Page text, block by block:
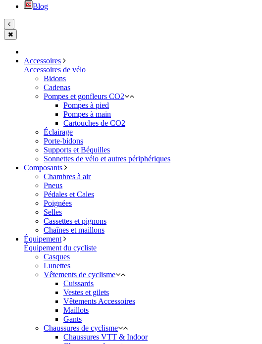
Blog
Accessoires
Accessoires de vélo
Bidons
Cadenas
Pompes et gonfleurs CO2
Pompes à pied
Pompes à main
Cartouches de CO2
Éclairage
Porte-bidons
Supports et Béquilles
Sonnettes de vélo et autres périphériques
Composants
Chambres à air
Pneus
Pédales et Cales
Poignées
Selles
Cassettes et pignons
Chaînes et maillons
Équipement
Équipement du cycliste
Casques
Lunettes
Vêtements de cyclisme
Cuissards
Vestes et gilets
Vêtements Accessoires
Maillots
Gants
Chaussures de cyclisme
Chaussures VTT & Indoor